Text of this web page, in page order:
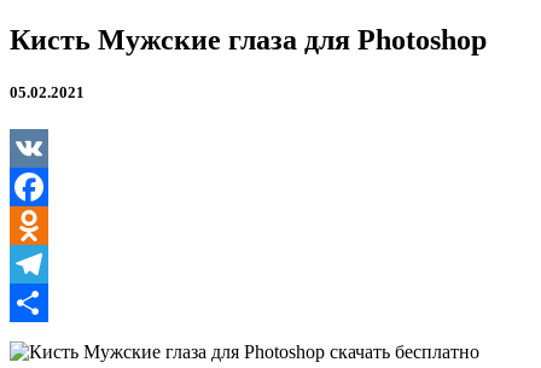
Кисть
Мужские
для
Кисть Мужские глаза для Photoshop
05.02.2021
VK
Facebook
Odnoklassniki
Telegram
Отправить